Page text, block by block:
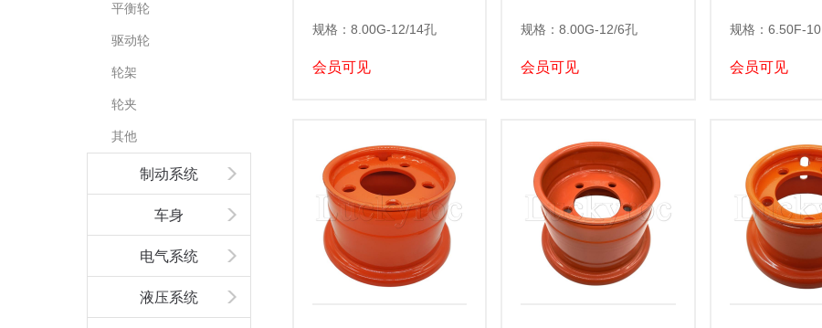
平衡轮
驱动轮
轮架
轮夹
其他
制动系统
车身
电气系统
液压系统
规格：8.00G-12/14孔
会员可见
规格：8.00G-12/6孔
会员可见
规格：6.50F-10
会员可见